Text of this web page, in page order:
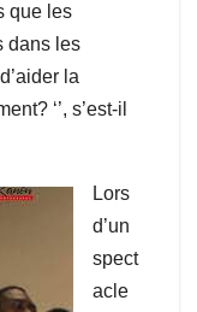
que les
dans les
la
‘’, s’est-il
Lors
d’un
spect
acle